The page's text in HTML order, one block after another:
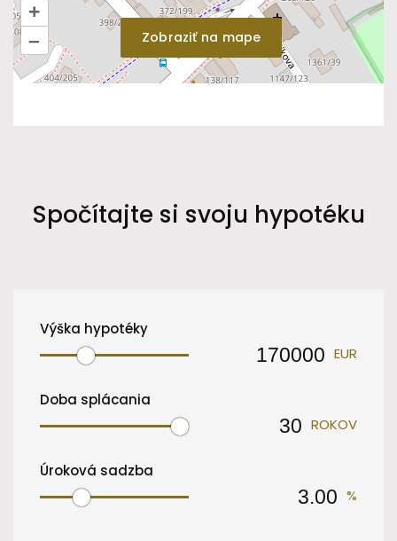
Zobraziť na mape
+
–
Spočítajte si svoju hypotéku
Výška hypotéky
EUR
Doba splácania
ROKOV
Úroková sadzba
%